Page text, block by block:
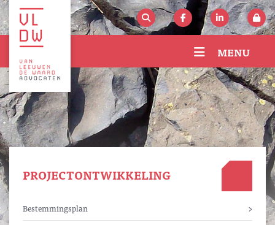
MENU
PROJECTONTWIKKELING
Bestemmingsplan